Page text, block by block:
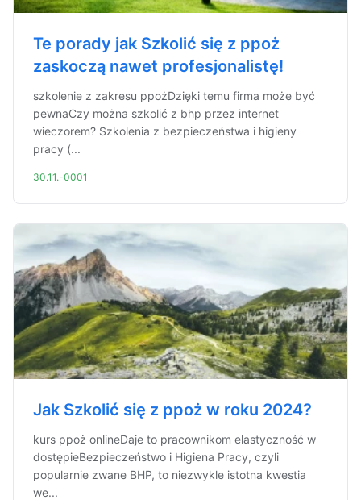
Te porady jak Szkolić się z ppoż
zaskoczą nawet profesjonalistę!
szkolenie z zakresu ppożDzięki temu firma może być
pewnaCzy można szkolić z bhp przez internet
wieczorem? Szkolenia z bezpieczeństwa i higieny
pracy (...
30.11.-0001
Jak Szkolić się z ppoż w roku 2024?
kurs ppoż onlineDaje to pracownikom elastyczność w
dostępieBezpieczeństwo i Higiena Pracy, czyli
popularnie zwane BHP, to niezwykle istotna kwestia
we...